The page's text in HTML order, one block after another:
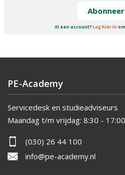
Abonneer
Al een account?Log hier in
PE-Academy
Servicedesk en studieadviseurs
Maandag t/m vrijdag: 8:30 - 17:00
(030) 26 44 100
info@pe-academy.nl